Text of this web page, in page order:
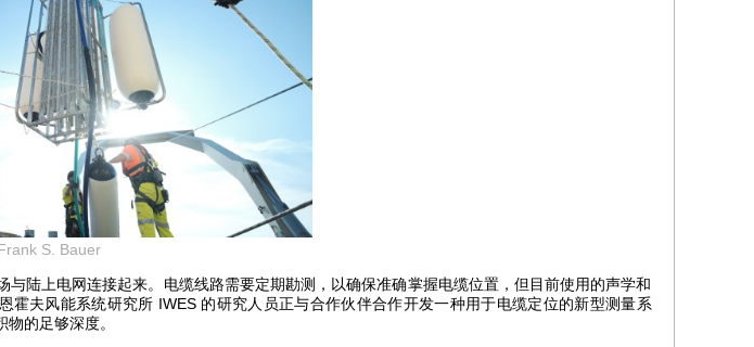
S. Bauer
陆上电网连接起来。电缆线路需要定期勘测，以确保准确掌握电缆位置，但目前使用的声学和
夫风能系统研究所 IWES 的研究人员正与合作伙伴合作开发一种用于电缆定位的新型测量系
的足够深度。